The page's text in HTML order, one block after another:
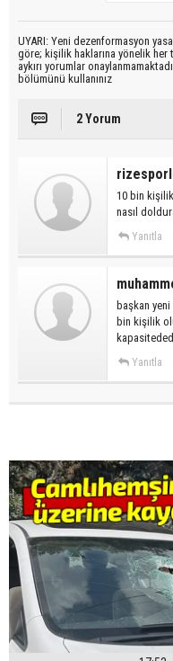
UYARI: Yeni dezenformasyon
göre; kişilik haklarına yönelik
aykırı yorumlar
bölümünü kullanınız
2 Yorum
10 bin
nasıl
Yanıtla
başkan yeni
bin kişilik
Yanıtla